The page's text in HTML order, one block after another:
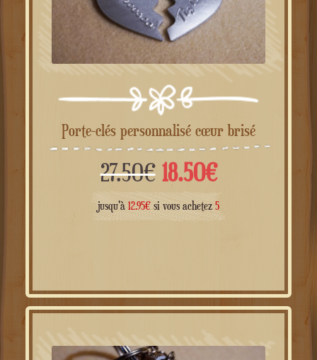
Porte-clés personnalisé cœur brisé
27.50€ Le
prix
27.50€.
18.50€Le
prix
18.50€.
jusqu'à 12.95€ si vous achetez 5